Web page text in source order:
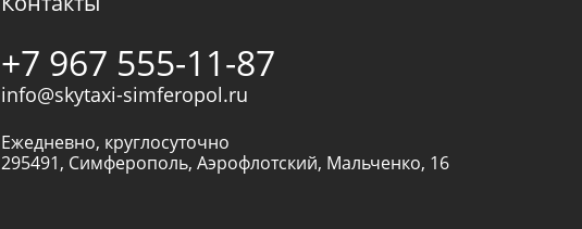
+7 967 555-11-87
info@skytaxi-simferopol.ru
Ежедневно, круглосуточно
295491, Симферополь, Аэрофлотский, Мальченко, 16